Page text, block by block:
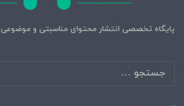
پایگاه تخصصی انتشار محتوای مناسبتی و موضوعی